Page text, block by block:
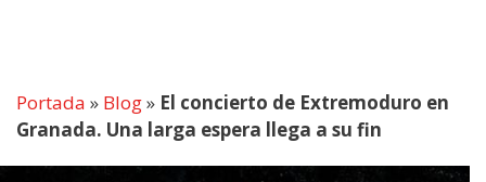
Portada » Blog» El concierto de Extremoduro en
Granada. Una larga espera llega a su fin